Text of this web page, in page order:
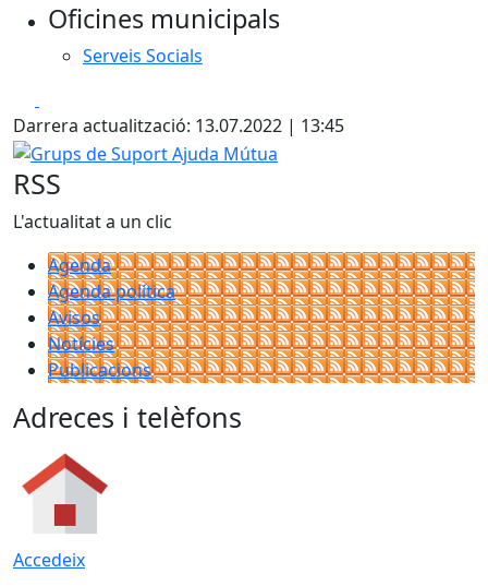
Oficines municipals
Serveis Socials
Darrera actualització: 13.07.2022 | 13:45
Grups de Suport Ajuda Mútua
RSS
L'actualitat a un clic
Agenda
Agenda política
Avisos
Notícies
Publicacions
Adreces i telèfons
Accedeix